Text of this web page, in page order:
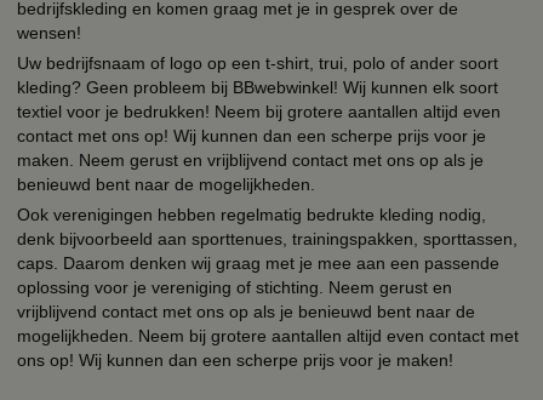
bedrijfskleding en komen graag met je in gesprek over de
wensen!
Uw bedrijfsnaam of logo op een t-shirt, trui, polo of ander soort
kleding? Geen probleem bij BBwebwinkel! Wij kunnen elk soort
textiel voor je bedrukken! Neem bij grotere aantallen altijd even
contact met ons op! Wij kunnen dan een scherpe prijs voor je
maken. Neem gerust en vrijblijvend contact met ons op als je
benieuwd bent naar de mogelijkheden.
Ook verenigingen hebben regelmatig bedrukte kleding nodig,
denk bijvoorbeeld aan sporttenues, trainingspakken, sporttassen,
caps. Daarom denken wij graag met je mee aan een passende
oplossing voor je vereniging of stichting. Neem gerust en
vrijblijvend contact met ons op als je benieuwd bent naar de
mogelijkheden. Neem bij grotere aantallen altijd even contact met
ons op! Wij kunnen dan een scherpe prijs voor je maken!